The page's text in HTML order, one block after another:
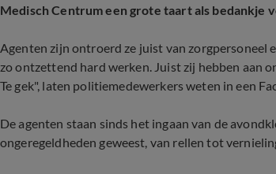
Medisch Centrum een grote taart als bedankje
Agenten zijn ontroerd ze juist van zorgpersoneel
zo ontzettend hard werken. Juist zij hebben aan
Te gek", laten politiemedewerkers weten in een
De agenten staan sinds het ingaan van de
ongeregeldheden geweest, van rellen tot